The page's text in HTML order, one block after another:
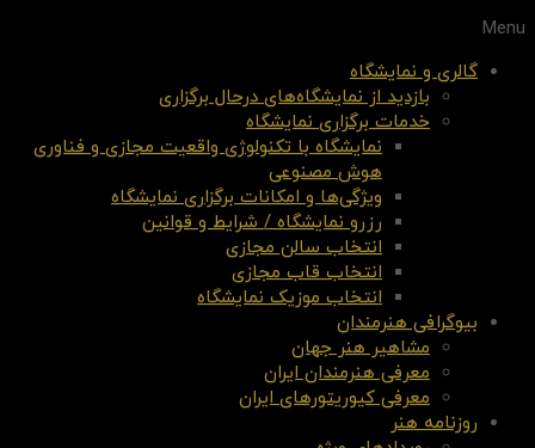
Menu
گالری و نمایشگاه
بازدید از نمایشگاه‌های درحال برگزاری
خدمات برگزاری نمایشگاه
نمایشگاه با تکنولوژی واقعیت مجازی و فناوری
هوش مصنوعی
ویژگی‌ها و امکانات برگزاری نمایشگاه
رزرو نمایشگاه / شرایط و قوانین
انتخاب سالن مجازی
انتخاب قاب مجازی
انتخاب موزیک نمایشگاه
بیوگرافی هنرمندان
مشاهیر هنر جهان
معرفی هنرمندان ایران
معرفی کیوریتورهای ایران
روزنامه هنر